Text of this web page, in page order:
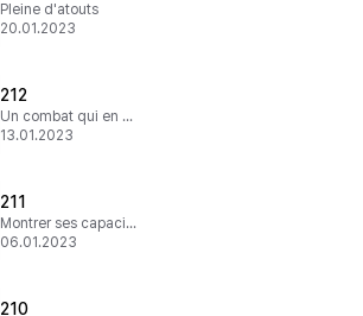
Pleine d'atouts
20.01.2023
212
Un combat qui en dit long
13.01.2023
211
Montrer ses capacités
06.01.2023
210